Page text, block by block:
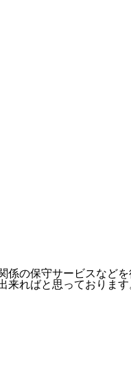
の保守サービスなどを
ればと思っております